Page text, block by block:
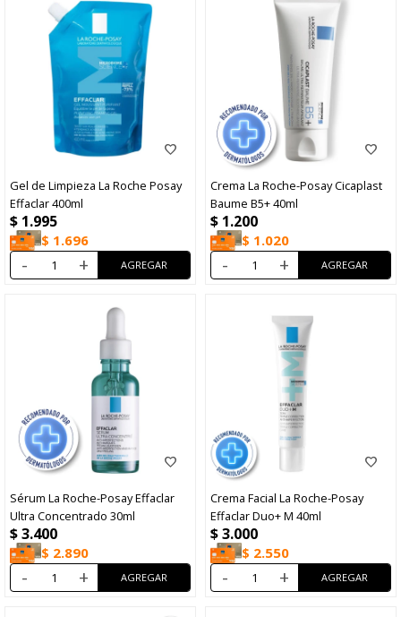
Gel de Limpieza La Roche Posay
Effaclar 400ml
$ 1.995
$ 1.696
- +
Crema La Roche-Posay Cicaplast
Baume B5+ 40ml
$ 1.200
$ 1.020
- +
Sérum La Roche-Posay Effaclar
Ultra Concentrado 30ml
$3.400
$ 2.890
- +
Crema Facial La Roche-Posay
Effaclar Duo+ M 40ml
$3.000
$ 2.550
- +